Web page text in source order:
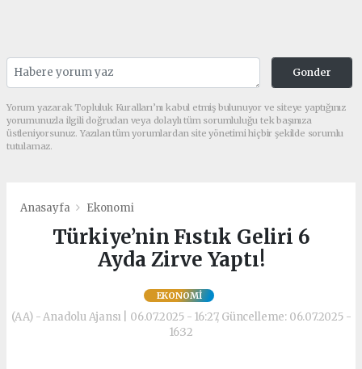
Gonder
Yorum yazarak Topluluk Kuralları’nı kabul etmiş bulunuyor ve siteye yaptığınız
yorumunuzla ilgili doğrudan veya dolaylı tüm sorumluluğu tek başınıza
üstleniyorsunuz. Yazılan tüm yorumlardan site yönetimi hiçbir şekilde sorumlu
tutulamaz.
Anasayfa Ekonomi
Türkiye’nin Fıstık Geliri 6
Ayda Zirve Yaptı!
EKONOMI
(AA) - Anadolu Ajansı | 06.07.2025 - 16:27, Güncelleme: 06.07.2025 -
16:32